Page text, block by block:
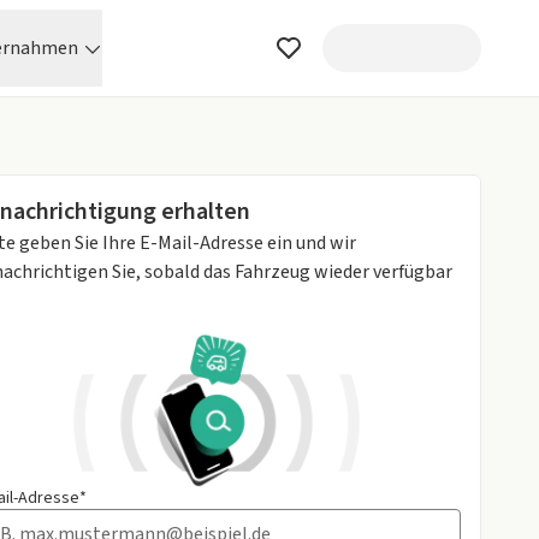
erhalten
geben Sie Ihre E-Mail-Adresse ein und wir
Sie, sobald das Fahrzeug wieder verfügbar
Adresse*